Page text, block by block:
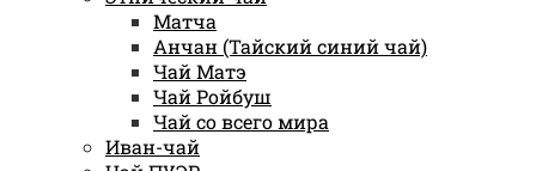
Матча
Анчан (Тайский синий чай)
Чай Матэ
Чай Ройбуш
Чай со всего мира
Иван-чай